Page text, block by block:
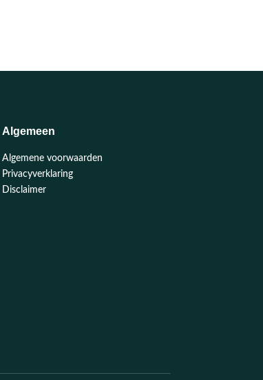
Algemeen
Algemene voorwaarden
Privacyverklaring
Disclaimer